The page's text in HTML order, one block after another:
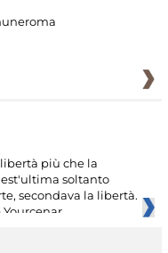
più che la
soltanto
secondava la libertà.